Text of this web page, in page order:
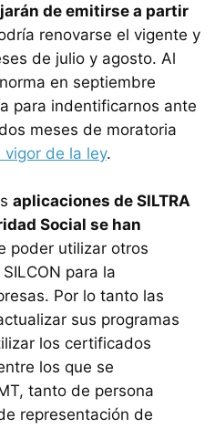
de emitirse a partir
renovarse el vigente y
de julio y agosto. Al
en septiembre
para indentificarnos ante
meses de moratoria
vigor de la ley.
aplicaciones de SILTRA
Social se han
poder utilizar otros
para la
Por lo tanto las
sus programas
los certificados
los que se
tanto de persona
representación de